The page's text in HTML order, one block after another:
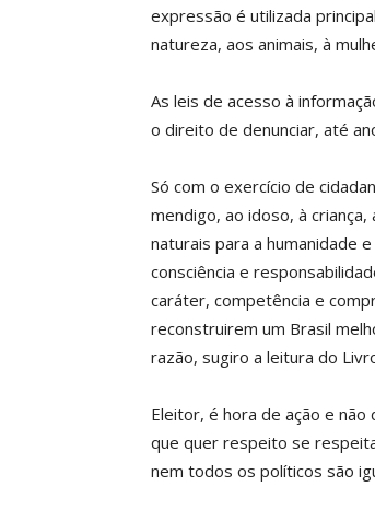
expressão é utilizada
natureza, aos animais, à
As leis de acesso à
o direito de denunciar, até
Só com o exercício de
mendigo, ao idoso, à
naturais para a humanidade
consciência e
caráter, competência e
reconstruirem um Brasil
razão, sugiro a leitura do
Eleitor, é hora de ação e
que quer respeito se
nem todos os políticos são